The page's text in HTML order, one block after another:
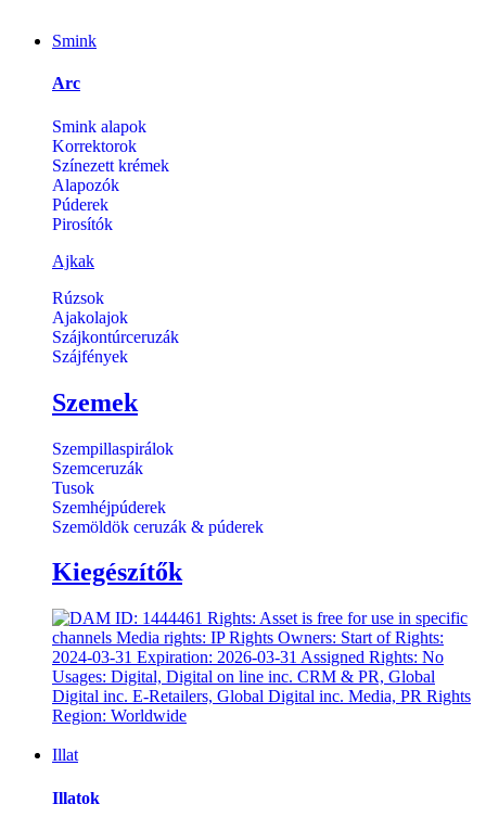
Smink
Arc
Smink alapok
Korrektorok
Színezett krémek
Alapozók
Púderek
Pirosítók
Ajkak
Rúzsok
Ajakolajok
Szájkontúrceruzák
Szájfények
Szemek
Szempillaspirálok
Szemceruzák
Tusok
Szemhéjpúderek
Szemöldök ceruzák & púderek
Kiegészítők
Illat
Illatok